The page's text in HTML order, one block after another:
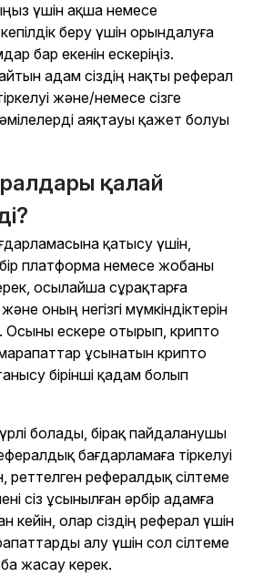
үшін ақша немесе
беру үшін орындалуға
бар екенін ескеріңіз.
адам сіздің нақты реферал
және/немесе сізге
аяқтауы қажет болуы
қалай
қатысу үшін,
бір платформа немесе жобаны
осылайша сұрақтарға
оның негізгі мүмкіндіктерін
Осыны ескере отырып, крипто
ұсынатын крипто
бірінші қадам болып
болады, бірақ пайдаланушы
бағдарламаға тіркелуі
реттелген рефералдық сілтеме
сіз ұсынылған әрбір адамға
кейін, олар сіздің реферал үшін
алу үшін сол сілтеме
жасау керек.